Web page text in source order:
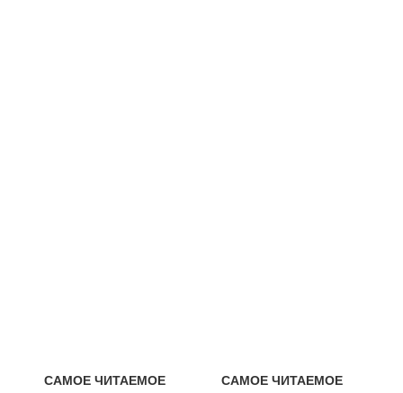
САМОЕ ЧИТАЕМОЕ
САМОЕ ЧИТАЕМОЕ